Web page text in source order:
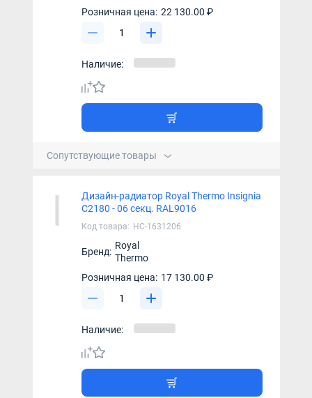
Розничная цена: 22 130.00 ₽
Наличие:
Сопутствующие товары
Дизайн-радиатор Royal Thermo Insignia
C2180 - 06 секц. RAL9016
Код товара: НС-1631206
Бренд:
Royal
Thermo
Розничная цена: 17 130.00 ₽
Наличие: